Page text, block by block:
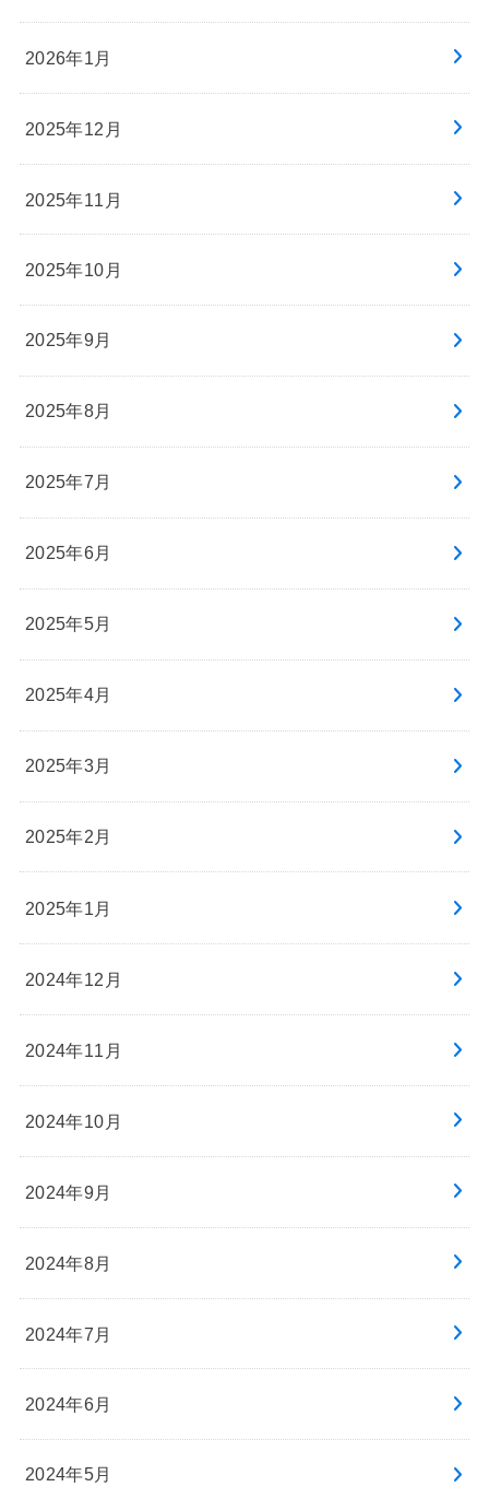
2026年1月
2025年12月
2025年11月
2025年10月
2025年9月
2025年8月
2025年7月
2025年6月
2025年5月
2025年4月
2025年3月
2025年2月
2025年1月
2024年12月
2024年11月
2024年10月
2024年9月
2024年8月
2024年7月
2024年6月
2024年5月